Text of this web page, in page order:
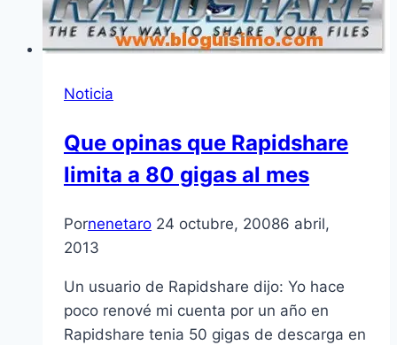
Noticia
Que opinas que Rapidshare
limita a 80 gigas al mes
Pornenetaro 24 octubre, 20086 abril,
2013
Un usuario de Rapidshare dijo: Yo hace
poco renové mi cuenta por un año en
Rapidshare tenia 50 gigas de descarga en